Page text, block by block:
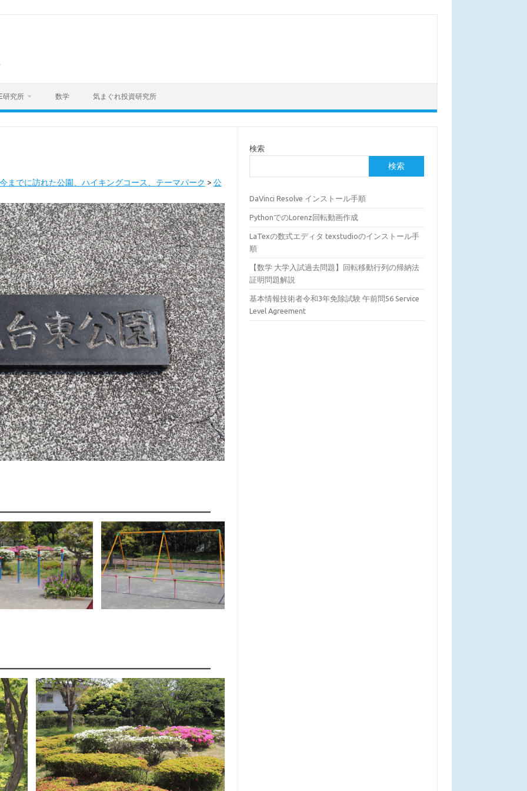
研究所 数学 気まぐれ投資研究所
までに訪れた公園、ハイキングコース、テーマパーク > 公
検索
検索
DaVinci Resolve インストール手順
PythonでのLorenz回転動画作成
LaTexの数式エディタ texstudioのインストール手
順
【数学 大学入試過去問題】回転移動行列の帰納法
証明問題解説
基本情報技術者令和3年免除試験 午前問56 Service
Level Agreement